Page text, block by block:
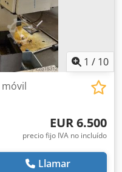
1 / 10
EUR 6.500
precio fijo IVA no incluído
Llamar